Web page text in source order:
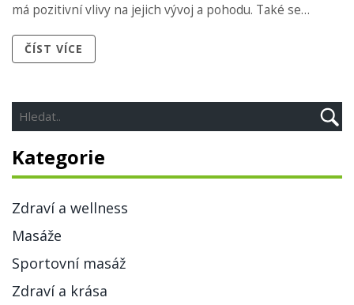
má pozitivní vlivy na jejich vývoj a pohodu. Také se
vyzkoušet. Pojďme na to!
ČÍST VÍCE
Kategorie
Zdraví a wellness
Masáže
Sportovní masáž
Zdraví a krása